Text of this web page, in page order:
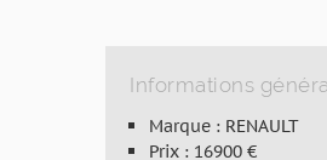
Informations
Marque : RENAULT
Prix : 16900 €